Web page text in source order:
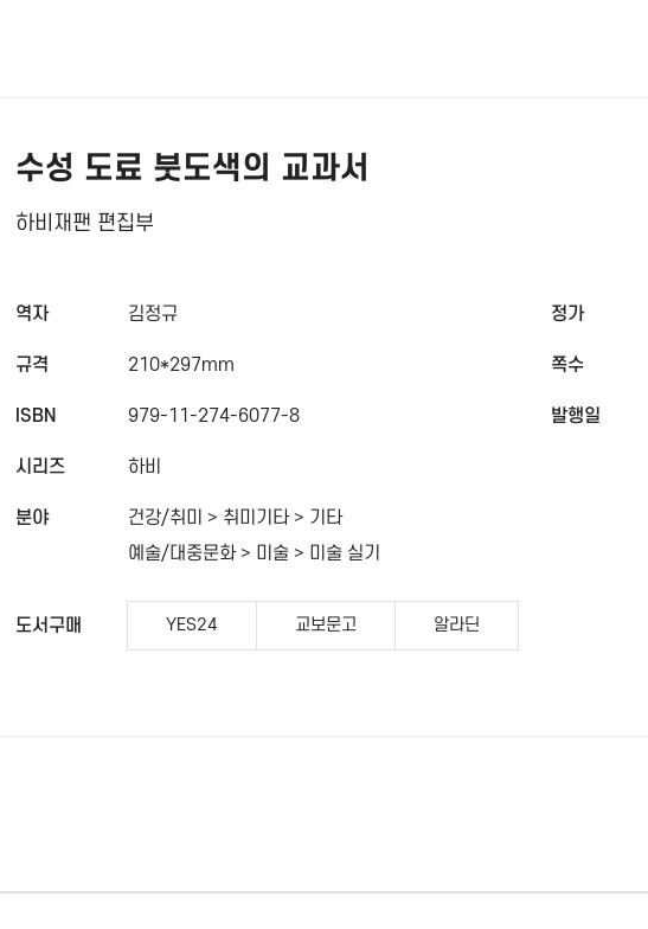
수성 도료 붓도색의 교과서
하비재팬 편집부
역자 김정규 정가
규격 210*297mm 쪽수
ISBN 979-11-274-6077-8 발행일
시리즈 하비
분야
건강/취미 > 취미기타 > 기타
예술/대중문화 > 미술 > 미술 실기
도서구매 YES24 교보문고 알라딘